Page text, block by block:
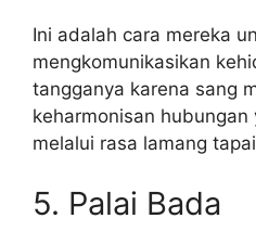
Ini adalah cara mereka
mengkomunikasikan
tangganya karena sang
keharmonisan hubungan
melalui rasa lamang
5. Palai Bada